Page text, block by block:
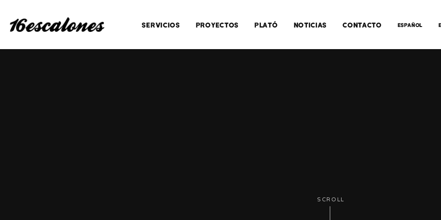
SERVICIOS PROYECTOS PLATÓ NOTICIAS CONTACTO ESPAÑOL
SCROLL